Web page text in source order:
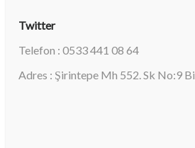
Twitter
Telefon : 0533 441 08 64
Adres : Şirintepe Mh 552. Sk No:9